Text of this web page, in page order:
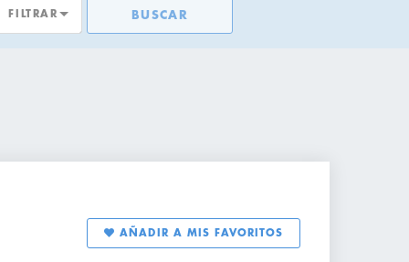
FILTRAR BUSCAR
AÑADIR A MIS FAVORITOS